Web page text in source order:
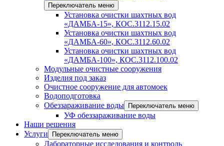
Переключатель меню
Установка очистки шахтных вод
«ДАМБА-15», КОС.3112.15.02
Установка очистки шахтных вод
«ДАМБА-60», КОС.3112.60.02
Установка очистки шахтных вод
«ДАМБА-100», КОС.3112.100.02
Модульные очистные сооружения
Изделия под заказ
Очистное сооружение для автомоек
Водоподготовка
Обеззараживание воды
Переключатель меню
УФ обеззараживание воды
Наши решения
Услуги
Переключатель меню
Лабораторные исследования и контроль